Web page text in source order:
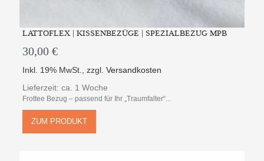
LATTOFLEX | KISSENBEZÜGE | SPEZIALBEZUG MPB
30,00 €
Inkl. 19% MwSt.,zzgl.Versandkosten
Lieferzeit: ca. 1 Woche
Frottee Bezug – passend für Ihr „Traumfalter“...
ZUM PRODUKT